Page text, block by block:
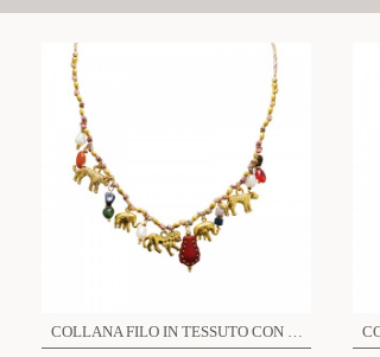
COLLANA FILO IN TESSUTO CON CHARMS ANIMALI - YNK241504B827